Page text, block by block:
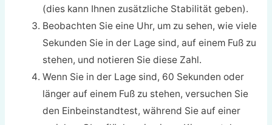
(dies kann Ihnen zusätzliche Stabilität geben).
Beobachten Sie eine Uhr, um zu sehen, wie viele
Sekunden Sie in der Lage sind, auf einem Fuß zu
stehen, und notieren Sie diese Zahl.
Wenn Sie in der Lage sind, 60 Sekunden oder
länger auf einem Fuß zu stehen, versuchen Sie
den Einbeinstandtest, während Sie auf einer